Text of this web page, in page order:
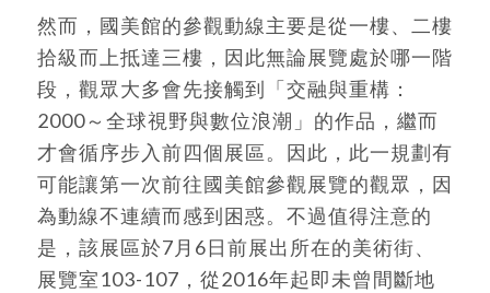
然而，國美館的參觀動線主要是從一樓、二樓
拾級而上抵達三樓，因此無論展覽處於哪一階
段，觀眾大多會先接觸到「交融與重構：
2000～全球視野與數位浪潮」的作品，繼而
才會循序步入前四個展區。因此，此一規劃有
可能讓第一次前往國美館參觀展覽的觀眾，因
為動線不連續而感到困惑。不過值得注意的
是，該展區於7月6日前展出所在的美術街、
展覽室103-107，從2016年起即未曾間斷地